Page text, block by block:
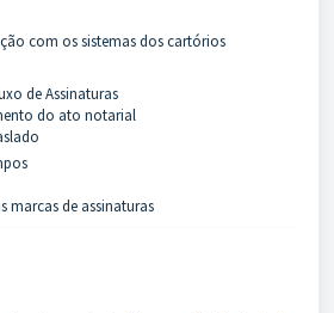
com os sistemas dos cartórios
de Assinaturas
do ato notarial
marcas de assinaturas